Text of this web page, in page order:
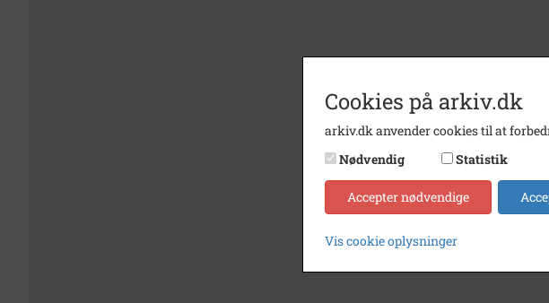
Cookies på arkiv.dk
arkiv.dk anvender cookies til at
Nødvendig
Statistik
Accepter nødvendige
Vis cookie oplysninger